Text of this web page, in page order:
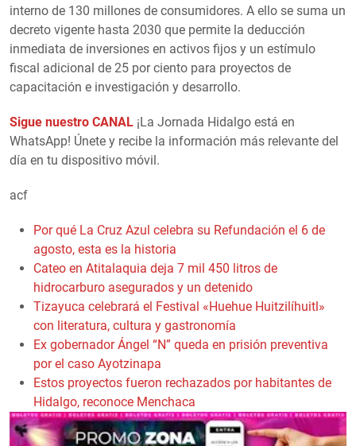
interno de 130 millones de consumidores. A ello se suma un
decreto vigente hasta 2030 que permite la deducción
inmediata de inversiones en activos fijos y un estímulo
fiscal adicional de 25 por ciento para proyectos de
capacitación e investigación y desarrollo.
Sigue nuestro CANAL ¡La Jornada Hidalgo está en
WhatsApp! Únete y recibe la información más relevante del
día en tu dispositivo móvil.
acf
Por qué La Cruz Azul celebra su Refundación el 6 de
agosto, esta es la historia
Cateo en Atitalaquia deja 7 mil 450 litros de
hidrocarburo asegurados y un detenido
Tizayuca celebrará el Festival «Huehue Huitzilíhuitl»
con literatura, cultura y gastronomía
Ex gobernador Ángel “N” queda en prisión preventiva
por el caso Ayotzinapa
Estos proyectos fueron rechazados por habitantes de
Hidalgo, reconoce Menchaca